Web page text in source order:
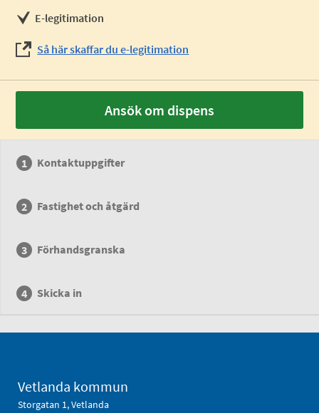
E-legitimation
Så här skaffar du e-legitimation
Ansök om dispens
Kontaktuppgifter
Fastighet och åtgärd
Förhandsgranska
Skicka in
Vetlanda kommun
Storgatan 1, Vetlanda